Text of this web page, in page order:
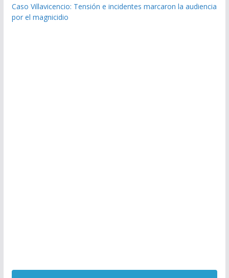
Caso Villavicencio: Tensión e incidentes marcaron la audiencia
por el magnicidio